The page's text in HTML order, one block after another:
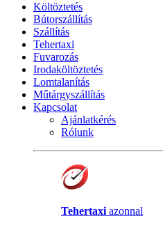
Költöztetés
Bútorszállítás
Szállítás
Tehertaxi
Fuvarozás
Irodaköltöztetés
Lomtalanítás
Műtárgyszállítás
Kapcsolat
Ajánlatkérés
Rólunk
Tehertaxi azonnal